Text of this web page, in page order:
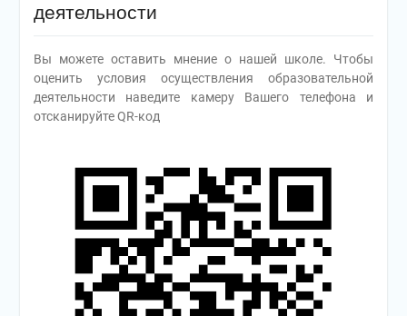
деятельности
Вы можете оставить мнение о нашей школе. Чтобы
оценить условия осуществления образовательной
деятельности наведите камеру Вашего телефона и
отсканируйте QR-код